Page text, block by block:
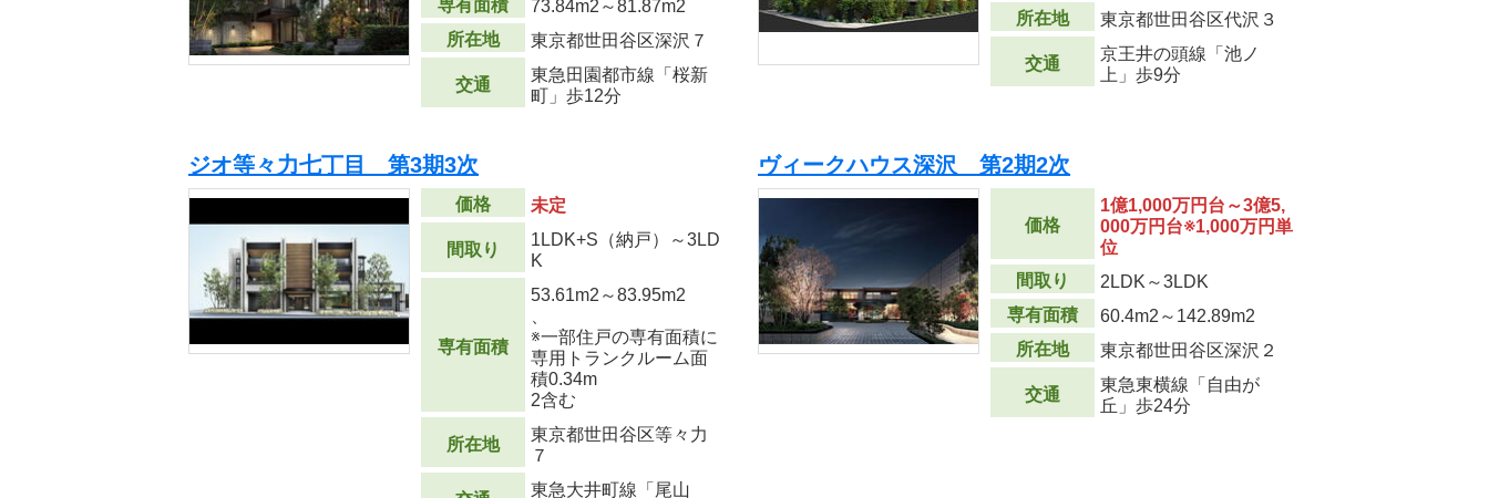
専有面積
73.84m2 ～81.87m2
所在地
東京都世田谷区深沢７
交通
東急田園都市線「桜新
町」歩12分
所在地
東京都世田谷区代沢３
交通
京王井の頭線「池ノ
上」歩9分
ジオ等々力七丁目 第3期3次
価格 未定
間取り
1LDK+S（納戸）～3LD
K
専有面積
53.61m2 ～83.95m2
※一部住戸の専有面積に
専用トランクルーム面
積0.34m
2含む
所在地
東京都世田谷区等々力
７
東急大井町線「尾山
ヴィークハウス深沢 第2期2次
価格
1億1,000万円台～3億5,
000万円台※1,000万円単
位
間取り
2LDK～3LDK
専有面積
60.4m2 ～142.89m2
所在地
東京都世田谷区深沢２
交通
東急東横線「自由が
丘」歩24分